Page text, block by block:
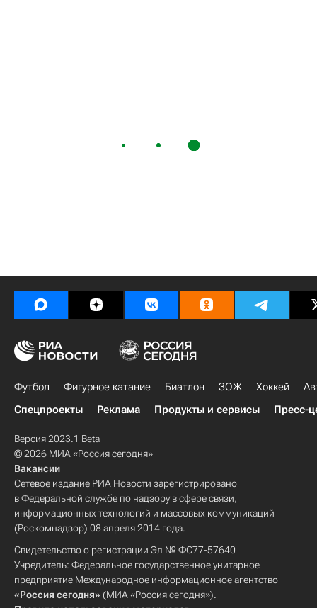
Футбол Фигурное катание Биатлон ЗОЖ Хоккей
Спецпроекты
Реклама Продукты и сервисы Пресс-
Версия 2023.1 Beta
© 2026 МИА «Россия сегодня»
Вакансии
Сетевое издание РИА Новости зарегистрировано
в Федеральной службе по надзору в сфере связи,
информационных технологий и массовых коммуникаций
(Роскомнадзор) 08 апреля 2014 года.
Свидетельство о регистрации Эл № ФС77-57640
Учредитель: Федеральное государственное унитарное
предприятие Международное информационное агентство
«Россия сегодня» (МИА «Россия сегодня»).